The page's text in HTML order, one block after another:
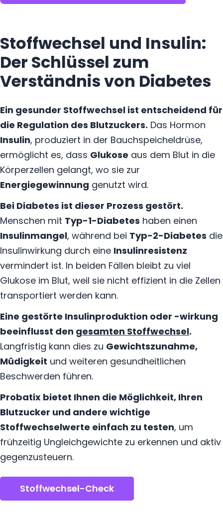
Stoffwechsel und Insulin:
Der Schlüssel zum
Verständnis von Diabetes
Ein gesunder Stoffwechsel ist entscheidend für
die Regulation des Blutzuckers. Das Hormon
Insulin, produziert in der Bauchspeicheldrüse,
ermöglicht es, dass Glukose aus dem Blut in die
Körperzellen gelangt, wo sie zur
Energiegewinnung genutzt wird.
Bei Diabetes ist dieser Prozess gestört.
Menschen mit Typ-1-Diabetes haben einen
Insulinmangel, während bei Typ-2-Diabetes die
Insulinwirkung durch eine Insulinresistenz
vermindert ist. In beiden Fällen bleibt zu viel
Glukose im Blut, weil sie nicht effizient in die Zellen
transportiert werden kann.
Eine gestörte Insulinproduktion oder -wirkung
beeinflusst den gesamten Stoffwechsel.
Langfristig kann dies zu Gewichtszunahme,
Müdigkeit und weiteren gesundheitlichen
Beschwerden führen.
Probatix bietet Ihnen die Möglichkeit, Ihren
Blutzucker und andere wichtige
Stoffwechselwerte einfach zu testen, um
frühzeitig Ungleichgewichte zu erkennen und aktiv
gegenzusteuern.
Stoffwechsel-Check